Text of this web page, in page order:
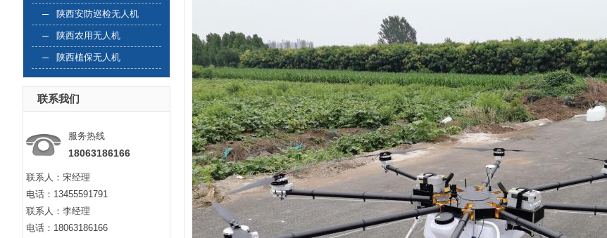
陕西安防巡检无人机
陕西农用无人机
陕西植保无人机
联系我们
服务热线
18063186166
联系人：宋经理
电话：13455591791
联系人：李经理
电话：18063186166